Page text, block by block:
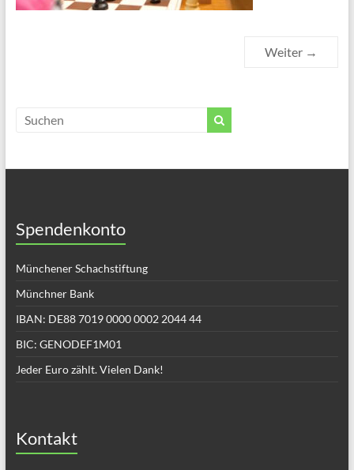
Weiter →
Spendenkonto
Münchener Schachstiftung
Münchner Bank
IBAN: DE88 7019 0000 0002 2044 44
BIC: GENODEF1M01
Jeder Euro zählt. Vielen Dank!
Kontakt